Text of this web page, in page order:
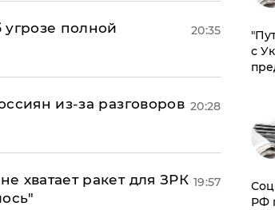
полной
20:35
из-за разговоров 20:28
хватает ракет для ЗРК 19:57
с
РФ